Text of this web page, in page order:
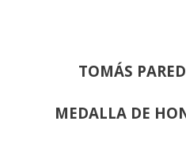
TOMÁS
MEDALLA DE